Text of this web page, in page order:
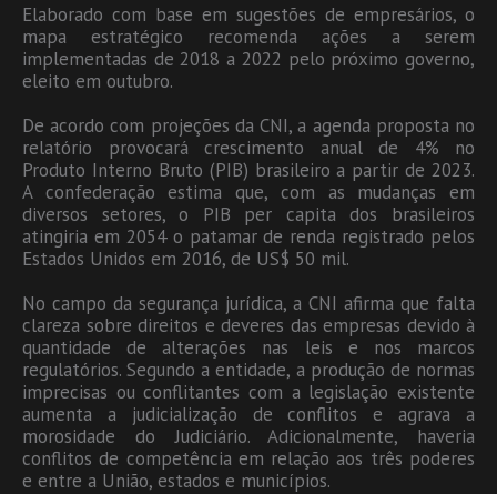
Elaborado com base em sugestões de empresários, o
mapa estratégico recomenda ações a serem
implementadas de 2018 a 2022 pelo próximo governo,
eleito em outubro.
De acordo com projeções da CNI, a agenda proposta no
relatório provocará crescimento anual de 4% no
Produto Interno Bruto (PIB) brasileiro a partir de 2023.
A confederação estima que, com as mudanças em
diversos setores, o PIB per capita dos brasileiros
atingiria em 2054 o patamar de renda registrado pelos
Estados Unidos em 2016, de US$ 50 mil.
No campo da segurança jurídica, a CNI afirma que falta
clareza sobre direitos e deveres das empresas devido à
quantidade de alterações nas leis e nos marcos
regulatórios. Segundo a entidade, a produção de normas
imprecisas ou conflitantes com a legislação existente
aumenta a judicialização de conflitos e agrava a
morosidade do Judiciário. Adicionalmente, haveria
conflitos de competência em relação aos três poderes
e entre a União, estados e municípios.